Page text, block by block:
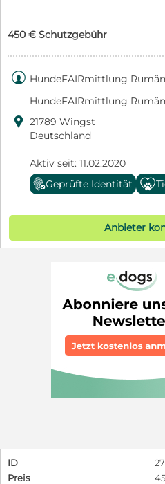
450 € Schutzgebühr
 HundeFAIRmittlung
HundeFAIRmittlung
 21789 Wingst
Deutschland
Aktiv seit: 11.02.2020
Geprüfte Identität
Anbieter
ID
Preis